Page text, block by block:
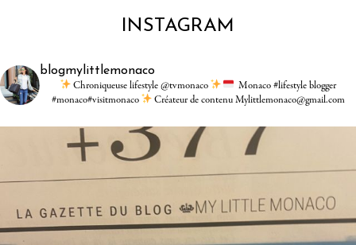
INSTAGRAM
blogmylittlemonaco
Chroniqueuse lifestyle @tvmonaco
Monaco #lifestyle blogger
#monaco#visitmonaco
Créateur de contenu Mylittlemonaco@gmail.com